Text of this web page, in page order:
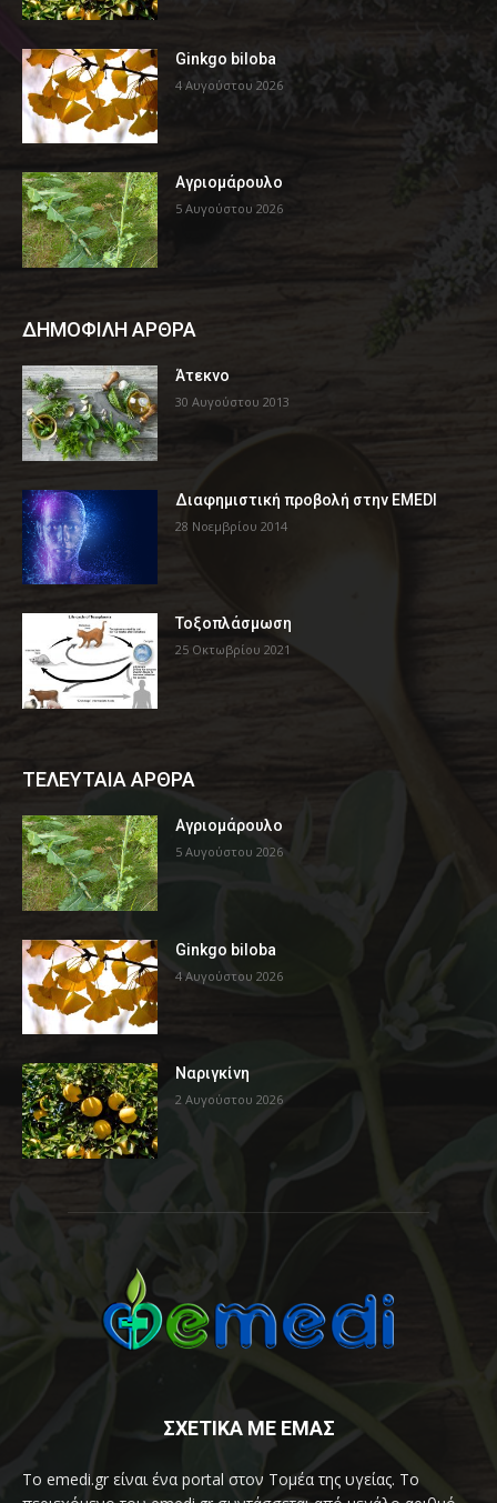
Ginkgo biloba
4 Αυγούστου 2026
Αγριομάρουλο
5 Αυγούστου 2026
ΔΗΜΟΦΙΛΗ ΑΡΘΡΑ
Άτεκνο
30 Αυγούστου 2013
Διαφημιστική προβολή στην EMEDI
28 Νοεμβρίου 2014
Τοξοπλάσμωση
25 Οκτωβρίου 2021
ΤΕΛΕΥΤΑΙΑ ΑΡΘΡΑ
Αγριομάρουλο
5 Αυγούστου 2026
Ginkgo biloba
4 Αυγούστου 2026
Ναριγκίνη
2 Αυγούστου 2026
ΣΧΕΤΙΚΑ ΜΕ ΕΜΑΣ
Το emedi.gr είναι ένα portal στον Τομέα της υγείας. Το